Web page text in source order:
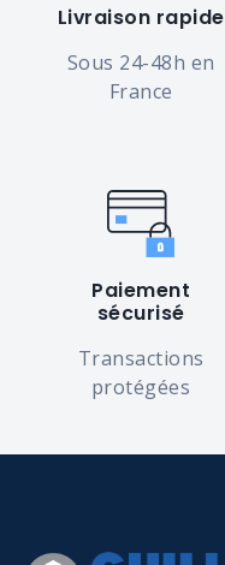
Livraison rapide
Sous 24-48h en
France
Paiement
sécurisé
Transactions
protégées